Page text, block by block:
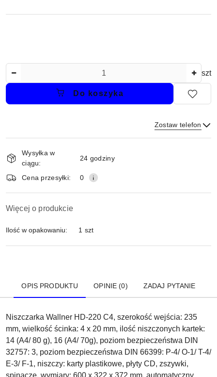
szt
Do koszyka
Zostaw telefon
i
dostawa
Wysyłka w
ciągu:
24 godziny
Cena przesyłki: 0
Więcej o produkcie
Ilość w opakowaniu: 1 szt
OPIS PRODUKTU OPINIE (0) ZADAJ PYTANIE
Niszczarka Wallner HD-220 C4, szerokość wejścia: 235
mm, wielkość ścinka: 4 x 20 mm, ilość niszczonych kartek:
14 (A4/ 80 g), 16 (A4/ 70g), poziom bezpieczeństwa DIN
32757: 3, poziom bezpieczeństwa DIN 66399: P-4/ O-1/ T-4/
E-3/ F-1, niszczy: karty plastikowe, płyty CD, zszywki,
spinacze, wymiary: 600 x 322 x 372 mm, automatyczny